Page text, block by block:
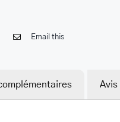
Email this
Avis